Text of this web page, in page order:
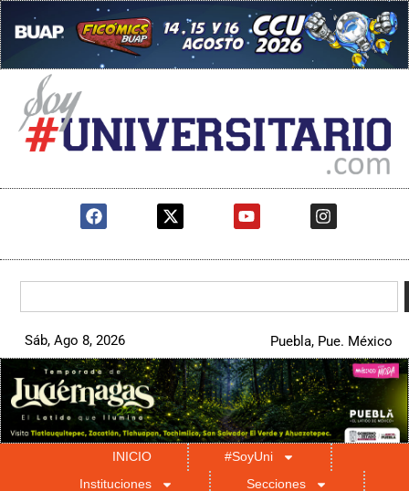
Sáb, Ago 8, 2026 Puebla, Pue. México
INICIO
#SoyUni
Instituciones
Secciones